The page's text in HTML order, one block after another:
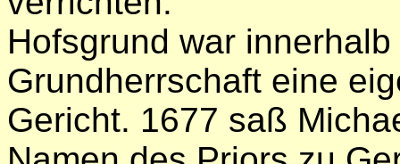
Hofsgrund war
Grundherrschaft eine
Gericht. 1677 saß